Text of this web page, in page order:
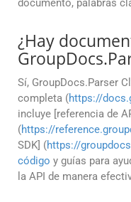
documento, palabras
¿Hay
Sí, GroupDocs.Parser
completa (https://
incluye [referencia de
(https://
SDK] (https://
código y guías para
la API de manera